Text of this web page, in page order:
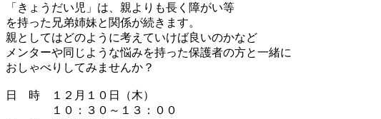
「きょうだい児」は、親よりも長く障がい等
を持った兄弟姉妹と関係が続きます。
親としてはどのように考えていけば良いのかなど
メンターや同じような悩みを持った保護者の方と一緒に
おしゃべりしてみませんか？
日 時 １２月１０日（木）
１０：３０～１３：００